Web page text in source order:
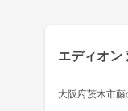
エディオン
大阪府茨木市藤